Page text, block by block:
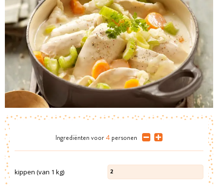
Ingrediënten voor 4 personen
kippen (van 1 kg) 2